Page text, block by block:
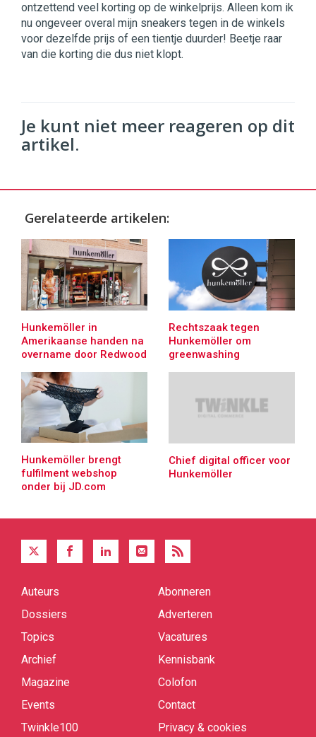
ontzettend veel korting op de winkelprijs. Alleen kom ik
nu ongeveer overal mijn sneakers tegen in de winkels
voor dezelfde prijs of een tientje duurder! Beetje raar
van die korting die dus niet klopt.
Je kunt niet meer reageren op dit
artikel.
Gerelateerde artikelen:
Hunkemöller in
Amerikaanse handen na
overname door Redwood
Rechtszaak tegen
Hunkemöller om
greenwashing
Hunkemöller brengt
fulfilment webshop
onder bij JD.com
Chief digital officer voor
Hunkemöller
Quick
Auteurs
Dossiers
Topics
Archief
Magazine
Events
Twinkle100
Abonneren
Adverteren
Vacatures
Kennisbank
Colofon
Contact
Privacy & cookies